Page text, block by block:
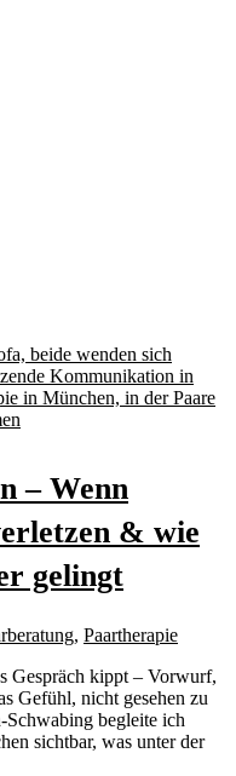
– Wenn
& wie
gelingt
, Paartherapie
Gespräch kippt – Vorwurf,
Gefühl, nicht gesehen zu
Schwabing begleite ich
sichtbar, was unter der